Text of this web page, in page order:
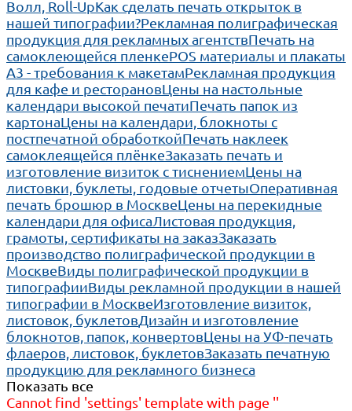
Волл, Roll-UpКак сделать печать открыток в
нашей типографии?Рекламная полиграфическая
продукция для рекламных агентствПечать на
самоклеющейся пленкеPOS материалы и плакаты
А3 - требования к макетамРекламная продукция
для кафе и ресторановЦены на настольные
календари высокой печатиПечать папок из
картонаЦены на календари, блокноты с
постпечатной обработкойПечать наклеек
самоклеящейся плёнкеЗаказать печать и
изготовление визиток с тиснениемЦены на
листовки, буклеты, годовые отчетыОперативная
печать брошюр в МосквеЦены на перекидные
календари для офисаЛистовая продукция,
грамоты, сертификаты на заказЗаказать
производство полиграфической продукции в
МосквеВиды полиграфической продукции в
типографииВиды рекламной продукции в нашей
типографии в МосквеИзготовление визиток,
листовок, буклетовДизайн и изготовление
блокнотов, папок, конвертовЦены на УФ-печать
флаеров, листовок, буклетовЗаказать печатную
продукцию для рекламного бизнеса
Показать все
Cannot find 'settings' template with page ''